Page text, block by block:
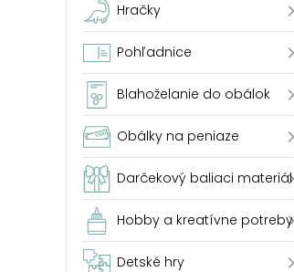
Hračky
Pohľadnice
Blahoželanie do obálok
Obálky na peniaze
Darčekový baliaci materiál
Hobby a kreatívne potreby
Detské hry